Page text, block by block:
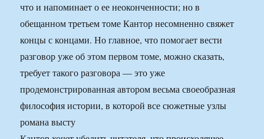
что и напоминает о ее неоконченности; но в
обещанном третьем томе Кантор несомненно свяжет
концы с концами. Но главное, что помогает вести
разговор уже об этом первом томе, можно сказать,
требует такого разговора — это уже
продемонстрированная автором весьма своеобразная
философия истории, в которой все сюжетные узлы
романа высту